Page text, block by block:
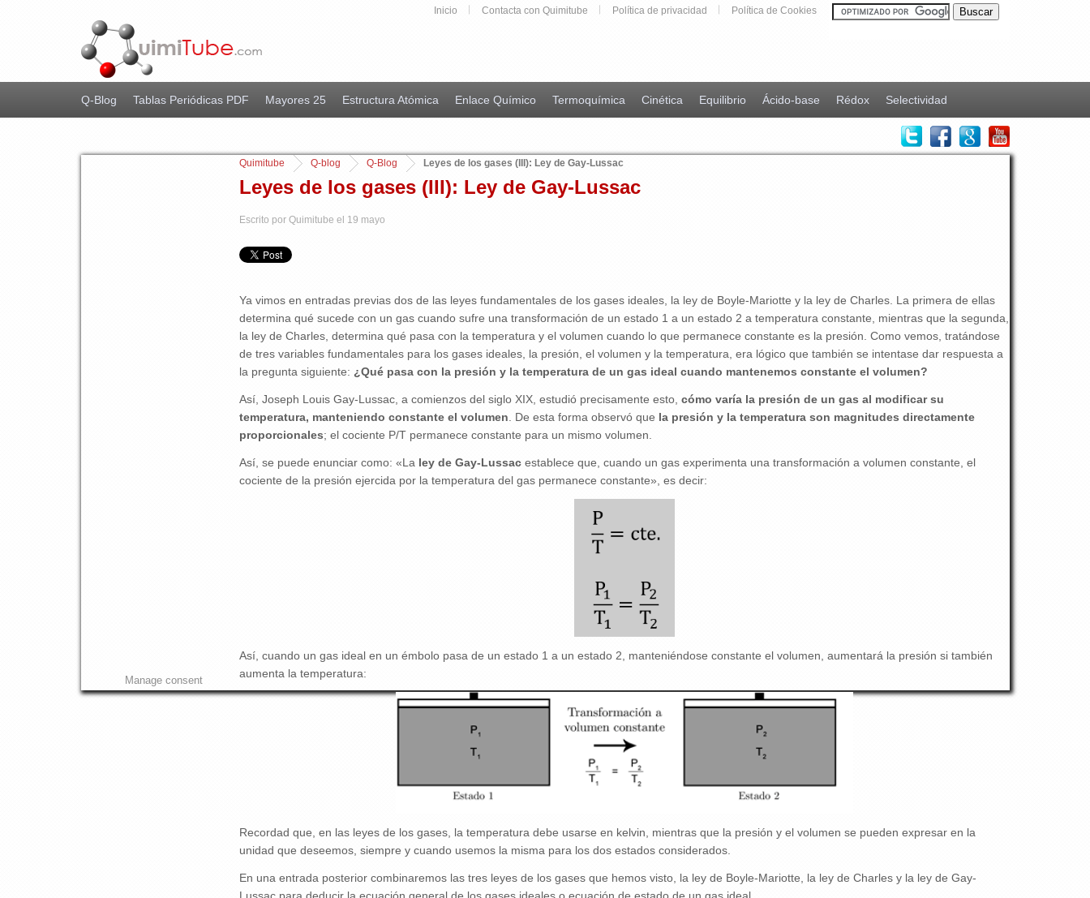
Inicio Contacta con Quimitube Política de privacidad Política de Cookies
Q-Blog Tablas Periódicas PDF Mayores 25 Estructura Atómica Enlace Químico Termoquímica Cinética Equilibrio Ácido-base Rédox Selectividad
Quimitube Q-blog Q-Blog Leyes de los gases (III): Ley de Gay-Lussac
Leyes de los gases (III): Ley de Gay-Lussac
Escrito por Quimitube el 19 mayo
Ya vimos en entradas previas dos de las leyes fundamentales de los gases ideales, la ley de Boyle-Mariotte y la ley de Charles. La primera de ellas
determina qué sucede con un gas cuando sufre una transformación de un estado 1 a un estado 2 a temperatura constante, mientras que la segunda,
la ley de Charles, determina qué pasa con la temperatura y el volumen cuando lo que permanece constante es la presión. Como vemos, tratándose
de tres variables fundamentales para los gases ideales, la presión, el volumen y la temperatura, era lógico que también se intentase dar respuesta a
la pregunta siguiente: ¿Qué pasa con la presión y la temperatura de un gas ideal cuando mantenemos constante el volumen?
Así, Joseph Louis Gay-Lussac, a comienzos del siglo XIX, estudió precisamente esto, cómo varía la presión de un gas al modificar su
temperatura, manteniendo constante el volumen . De esta forma observó que la presión y la temperatura son magnitudes directamente
proporcionales; el cociente P/T permanece constante para un mismo volumen.
Así, se puede enunciar como: «La ley de Gay-Lussacestablece que, cuando un gas experimenta una transformación a volumen constante, el
cociente de la presión ejercida por la temperatura del gas permanece constante», es decir:
Así, cuando un gas ideal en un émbolo pasa de un estado 1 a un estado 2, manteniéndose constante el volumen, aumentará la presión si también
aumenta la temperatura:
Recordad que, en las leyes de los gases, la temperatura debe usarse en kelvin, mientras que la presión y el volumen se pueden expresar en la
unidad que deseemos, siempre y cuando usemos la misma para los dos estados considerados.
En una entrada posterior combinaremos las tres leyes de los gases que hemos visto, la ley de Boyle-Mariotte, la ley de Charles y la ley de Gay-
Manage consent